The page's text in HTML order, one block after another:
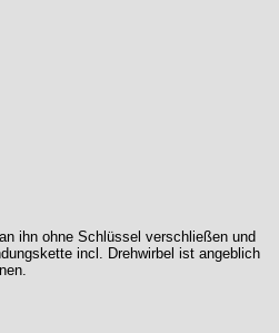
ihn ohne Schlüssel verschließen und
incl. Drehwirbel ist angeblich